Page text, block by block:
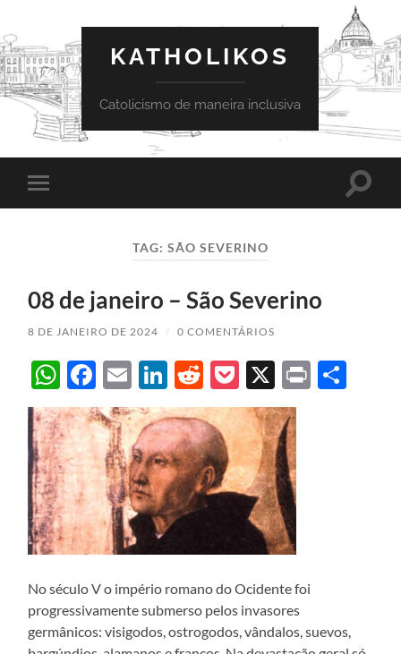
KATHOLIKOS
Catolicismo de maneira inclusiva
Toggle
mobile
Toggle
TAG: SÃO SEVERINO
08 de janeiro – São Severino
8 DE JANEIRO DE 2024 / 0 COMENTÁRIOS
WhatsApp
Facebook
EmailLinkedIn
Reddit
Pocket
X Print
No século V o império romano do Ocidente foi
progressivamente submerso pelos invasores
germânicos: visigodos, ostrogodos, vândalos, suevos,